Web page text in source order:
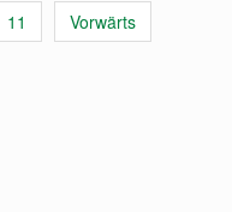
11 Vorwärts